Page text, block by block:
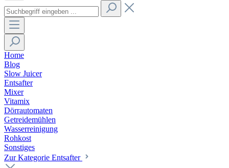
Home
Blog
Slow Juicer
Entsafter
Mixer
Vitamix
Dörrautomaten
Getreidemühlen
Wasserreinigung
Rohkost
Sonstiges
Zur Kategorie Entsafter